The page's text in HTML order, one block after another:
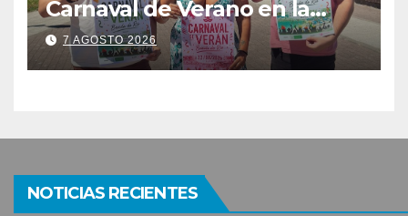
Carnaval de Verano en la
Banda do Río
7 AGOSTO 2026
NOTICIAS RECIENTES